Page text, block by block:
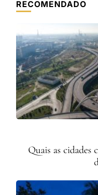
RECOMENDADO
Quais as